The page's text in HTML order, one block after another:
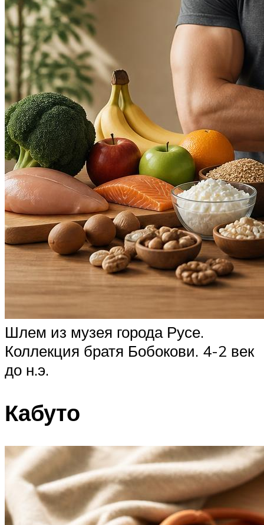
Шлем из музея города Русе.
Коллекция братя Бобокови. 4-2 век
до н.э.
Кабуто